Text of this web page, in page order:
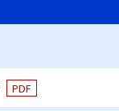
PDF